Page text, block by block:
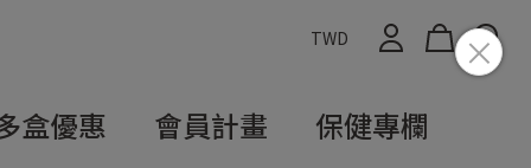
TWD
盒優惠 會員計畫
保健專欄